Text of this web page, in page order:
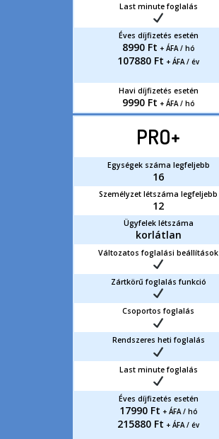
Last minute foglalás
Éves díjfizetés esetén
8990 Ft + ÁFA / hó
107880 Ft + ÁFA / év
Havi díjfizetés esetén
9990 Ft + ÁFA / hó
PRO+
Egységek száma legfeljebb
16
Személyzet létszáma legfeljebb
12
Ügyfelek létszáma
korlátlan
Változatos foglalási beállítások
Zártkörű foglalás funkció
Csoportos foglalás
Rendszeres heti foglalás
Last minute foglalás
Éves díjfizetés esetén
17990 Ft + ÁFA / hó
215880 Ft + ÁFA / év